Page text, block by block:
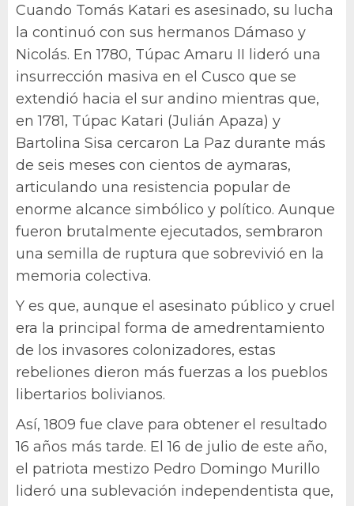
Cuando Tomás Katari es asesinado, su lucha
la continuó con sus hermanos Dámaso y
Nicolás. En 1780, Túpac Amaru II lideró una
insurrección masiva en el Cusco que se
extendió hacia el sur andino mientras que,
en 1781, Túpac Katari (Julián Apaza) y
Bartolina Sisa cercaron La Paz durante más
de seis meses con cientos de aymaras,
articulando una resistencia popular de
enorme alcance simbólico y político. Aunque
fueron brutalmente ejecutados, sembraron
una semilla de ruptura que sobrevivió en la
memoria colectiva.
Y es que, aunque el asesinato público y cruel
era la principal forma de amedrentamiento
de los invasores colonizadores, estas
rebeliones dieron más fuerzas a los pueblos
libertarios bolivianos.
Así, 1809 fue clave para obtener el resultado
16 años más tarde. El 16 de julio de este año,
el patriota mestizo Pedro Domingo Murillo
lideró una sublevación independentista que,